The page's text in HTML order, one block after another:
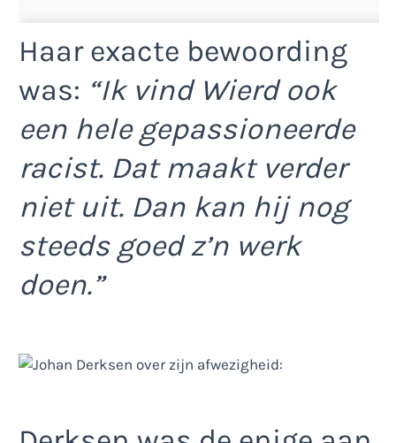
Haar exacte bewoording
was: “Ik vind Wierd ook
een hele gepassioneerde
racist. Dat maakt verder
niet uit. Dan kan hij nog
steeds goed z’n werk
doen.”